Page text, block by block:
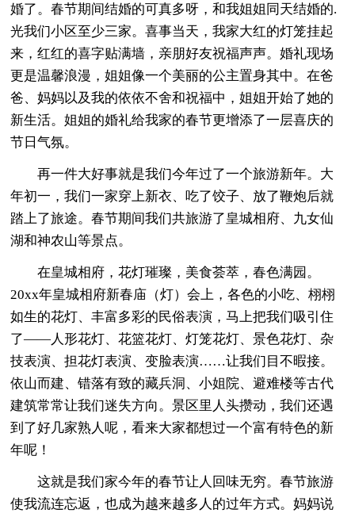
婚了。春节期间结婚的可真多呀，和我姐姐同天结婚的.
光我们小区至少三家。喜事当天，我家大红的灯笼挂起
来，红红的喜字贴满墙，亲朋好友祝福声声。婚礼现场
更是温馨浪漫，姐姐像一个美丽的公主置身其中。在爸
爸、妈妈以及我的依依不舍和祝福中，姐姐开始了她的
新生活。姐姐的婚礼给我家的春节更增添了一层喜庆的
节日气氛。
再一件大好事就是我们今年过了一个旅游新年。大
年初一，我们一家穿上新衣、吃了饺子、放了鞭炮后就
踏上了旅途。春节期间我们共旅游了皇城相府、九女仙
湖和神农山等景点。
在皇城相府，花灯璀璨，美食荟萃，春色满园。
20xx年皇城相府新春庙（灯）会上，各色的小吃、栩栩
如生的花灯、丰富多彩的民俗表演，马上把我们吸引住
了——人形花灯、花篮花灯、灯笼花灯、景色花灯、杂
技表演、担花灯表演、变脸表演……让我们目不暇接。
依山而建、错落有致的藏兵洞、小姐院、避难楼等古代
建筑常常让我们迷失方向。景区里人头攒动，我们还遇
到了好几家熟人呢，看来大家都想过一个富有特色的新
年呢！
这就是我们家今年的春节让人回味无穷。春节旅游
使我流连忘返，也成为越来越多人的过年方式。妈妈说